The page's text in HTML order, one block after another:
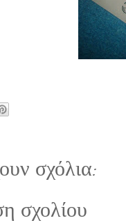
σχόλια:
σχολίου